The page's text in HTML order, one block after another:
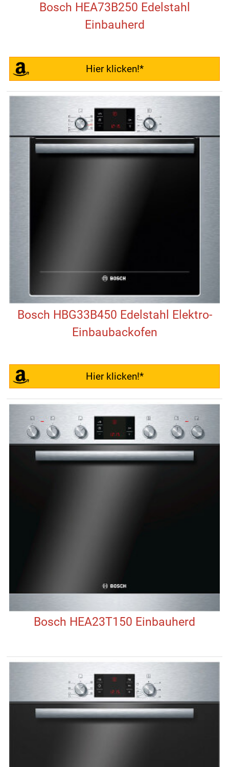
Bosch HEA73B250 Edelstahl
Einbauherd
Hier klicken!*
Bosch HBG33B450 Edelstahl Elektro-
Einbaubackofen
Hier klicken!*
Bosch HEA23T150 Einbauherd